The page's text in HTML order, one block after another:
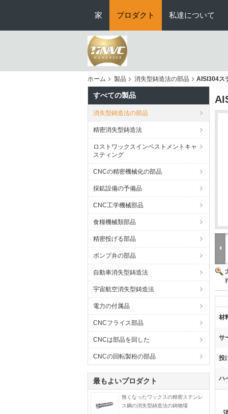
家 プロダクト 私達について
ホーム 製品 消失型鋳造法の部品 AISI304ス
すべての製品
消失型鋳造法の部品
精密消失型鋳造法
ロストワックスインベストメントキャ
スティング
CNCの精密機械化の部品
採鉱設備の予備品
CNC工学機械部品
食糧機械類部品
精密投げる部品
ポンプ弁の部品
自動車消失型鋳造法
宇宙航空消失型鋳造法
電力の付属品
CNCフライス部品
CNCは部品を回した
CNCの回転製粉の部品
最もよいプロダクト
無くなったワックスの精密ステンレ
ス鋼の消失型鋳造法の鋳物場
材
サ
投
ハ